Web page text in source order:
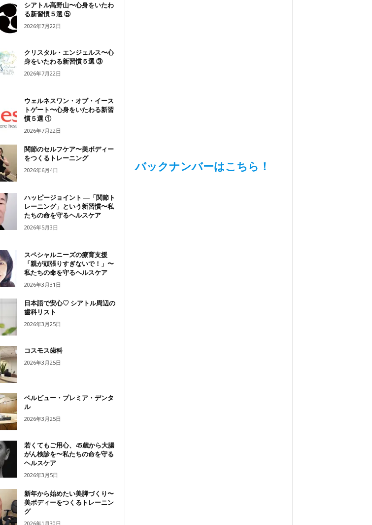
シアトル高野山〜心身をいたわ
る新習慣５選 ⑤
2026年7月22日
クリスタル・エンジェルス〜心
身をいたわる新習慣５選 ③
2026年7月22日
ウェルネスワン・オブ・イース
トゲート〜心身をいたわる新習
慣５選 ①
2026年7月22日
関節のセルフケア〜美ボディー
をつくるトレーニング
2026年6月4日
ハッピージョイント ―「関節ト
レーニング」という新習慣〜私
たちの命を守るヘルスケア
2026年5月3日
スペシャルニーズの療育支援
「親が頑張りすぎないで！」〜
私たちの命を守るヘルスケア
2026年3月31日
日本語で安心♡ シアトル周辺の
歯科リスト
2026年3月25日
コスモス歯科
2026年3月25日
ベルビュー・プレミア・デンタ
ル
2026年3月25日
若くてもご用心、45歳から大腸
がん検診を〜私たちの命を守る
ヘルスケア
2026年3月5日
新年から始めたい美脚づくり〜
美ボディーをつくるトレーニン
グ
2026年1月30日
バックナンバーはこちら！